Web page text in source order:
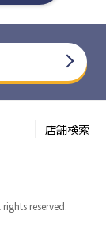
店舗検索
reserved.